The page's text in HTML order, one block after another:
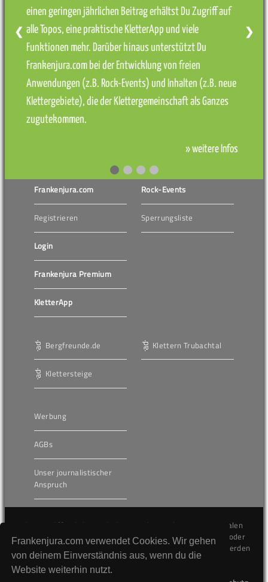
Frankenjura.com verwendet Cookies. Wir gehen
von deinem Einverständnis aus, wenn du die
Website weiterhin nutzt.
einen geringen jährlichen Beitrag erhältst Du Zugriff auf
alle Topos, eine praktische KletterApp und viele
Funktionen mehr. Darüber hinaus unterstützt Du
Frankenjura.com bei der Entwicklung von freien
Anwendungen (z.B. Rock-Events) und Inhalten (z.B. neue
Klettergebiete), die der Klettergemeinschaft als Ganzes
zugutekommen.
» weitere Infos
❮ ❯
Frankenjura.com
Registrieren
Login
Frankenjura Premium
KletterApp
Rock-Events
Sperrungsliste
Bergfreunde.de
Klettersteige
Klettern Trubachtal
Werbung
AGBs
Unser journalistischer
Anspruch
Die hier veröffentlichten Inhalte unterliegen dem internationalen
Urheberrecht (Copyright) und dürfen nicht kopiert, verändert oder
unverändert wiederveröffentlicht werden. Gegen Verstöße werden
wir auf juristischem Wege vorgehen.